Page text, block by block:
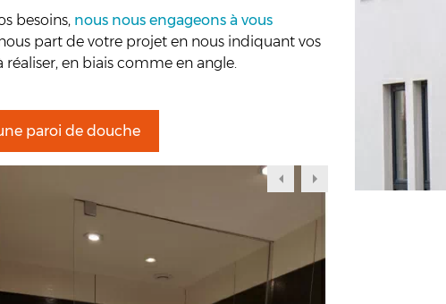
besoins, nous nous engageons à vous
part de votre projet en nous indiquant vos
en biais comme en angle.
paroi de douche